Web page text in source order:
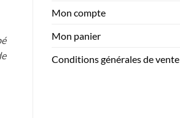
Mon compte
Mon panier
Conditions générales de vente